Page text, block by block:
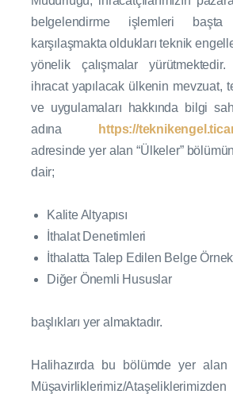
belgelendirme işlemleri
karşılaşmakta oldukları teknik
yönelik çalışmalar
ihracat yapılacak ülkenin mevzuat,
ve uygulamaları hakkında bilgi
adına
https://
adresinde yer alan “Ülkeler”
dair;
Kalite Altyapısı
İthalat Denetimleri
İthalatta Talep Edilen Belge
Diğer Önemli Hususlar
başlıkları yer almaktadır.
Halihazırda bu bölümde yer alan
Müşavirliklerimiz/